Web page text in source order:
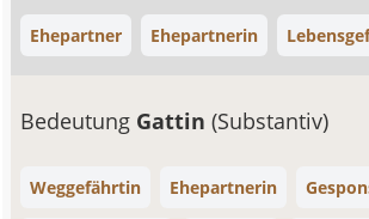
Ehepartner Ehepartnerin
Bedeutung Gattin(Substantiv)
Weggefährtin Ehepartnerin